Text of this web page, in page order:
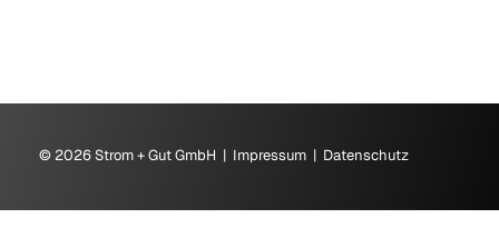
© 2026 Strom + Gut GmbH | Impressum | Datenschutz